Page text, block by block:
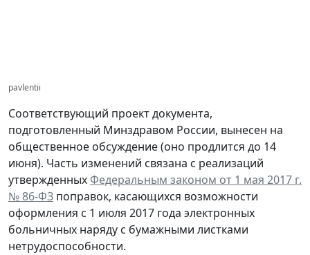
pavlentii
Соответствующий проект документа,
подготовленный Минздравом России, вынесен на
общественное обсуждение (оно продлится до 14
июня). Часть изменений связана с реализаций
утвержденныхФедеральным законом от 1 мая 2017 г.
№ 86-ФЗ поправок, касающихся возможности
оформления с 1 июля 2017 года электронных
больничных наряду с бумажными листками
нетрудоспособности.